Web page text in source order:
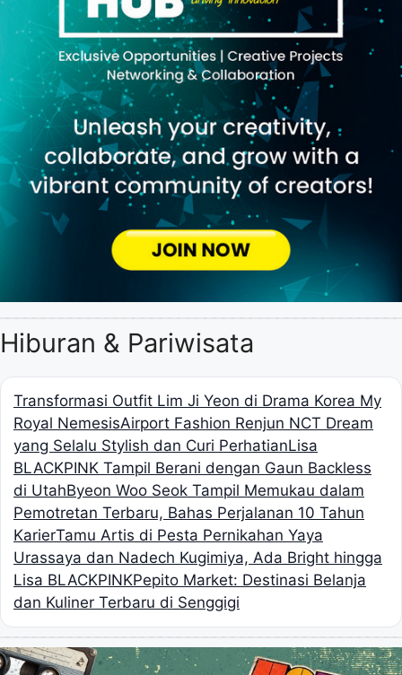
Hiburan & Pariwisata
Transformasi Outfit Lim Ji Yeon di Drama Korea My
Royal NemesisAirport Fashion Renjun NCT Dream
yang Selalu Stylish dan Curi PerhatianLisa
BLACKPINK Tampil Berani dengan Gaun Backless
di UtahByeon Woo Seok Tampil Memukau dalam
Pemotretan Terbaru, Bahas Perjalanan 10 Tahun
KarierTamu Artis di Pesta Pernikahan Yaya
Urassaya dan Nadech Kugimiya, Ada Bright hingga
Lisa BLACKPINKPepito Market: Destinasi Belanja
dan Kuliner Terbaru di Senggigi